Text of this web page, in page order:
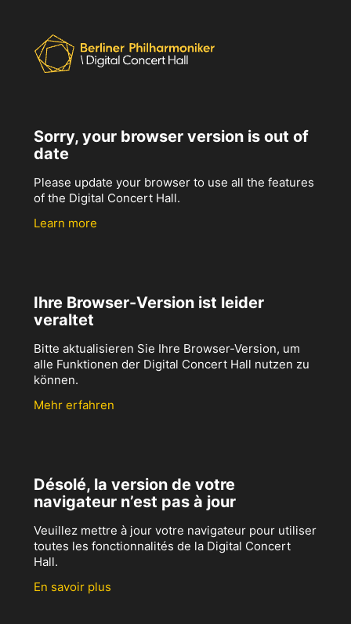
Sorry, your browser version is out of
date
Please update your browser to use all the features
of the Digital Concert Hall.
Learn more
Ihre Browser-Version ist leider
veraltet
Bitte aktualisieren Sie Ihre Browser-Version, um
alle Funktionen der Digital Concert Hall nutzen zu
können.
Mehr erfahren
Désolé, la version de votre
navigateur n’est pas à jour
Veuillez mettre à jour votre navigateur pour utiliser
toutes les fonctionnalités de la Digital Concert
Hall.
En savoir plus